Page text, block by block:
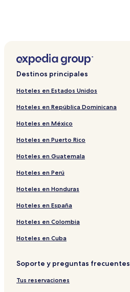
Destinos principales
Hoteles en Estados Unidos
Hoteles en República Dominicana
Hoteles en México
Hoteles en Puerto Rico
Hoteles en Guatemala
Hoteles en Perú
Hoteles en Honduras
Hoteles en España
Hoteles en Colombia
Hoteles en Cuba
Soporte y preguntas frecuentes
Tus reservaciones